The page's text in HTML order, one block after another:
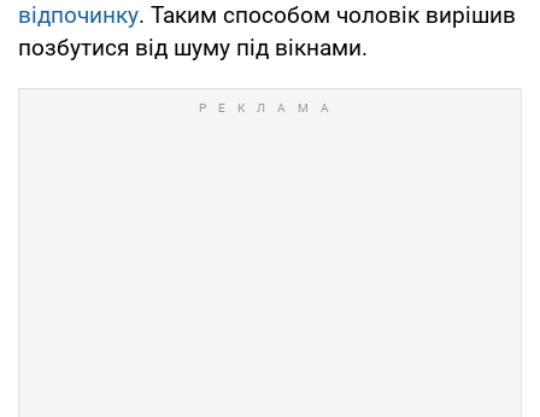
відпочинку. Таким способом чоловік вирішив
позбутися від шуму під вікнами.